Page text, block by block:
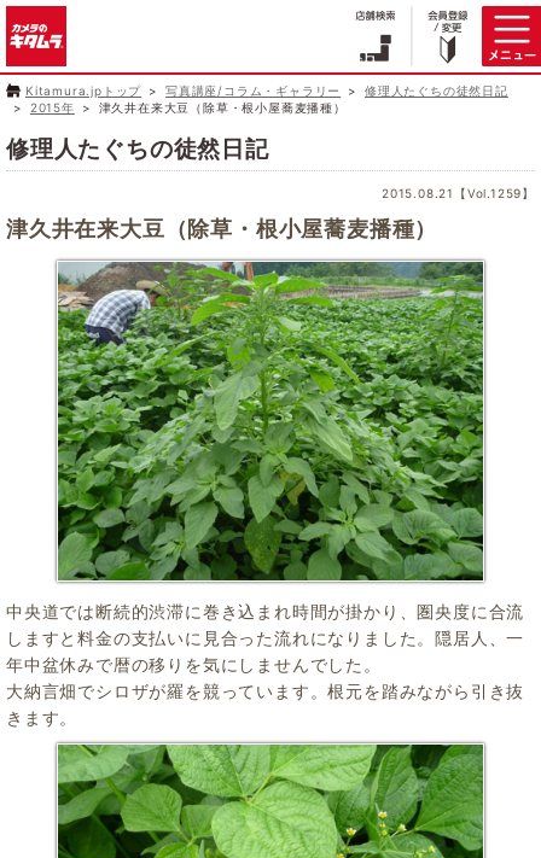
Kitamura.jpトップ 写真講座/コラム・ギャラリー
修理人たぐちの徒然日記
2015年
津久井在来大豆（除草・根小屋蕎麦播種）
修理人たぐちの徒然日記
2015.08.21【Vol.1259】
津久井在来大豆（除草・根小屋蕎麦播種）
中央道では断続的渋滞に巻き込まれ時間が掛かり、圏央度に合流
しますと料金の支払いに見合った流れになりました。隠居人、一
年中盆休みで暦の移りを気にしませんでした。
大納言畑でシロザが羅を競っています。根元を踏みながら引き抜
きます。